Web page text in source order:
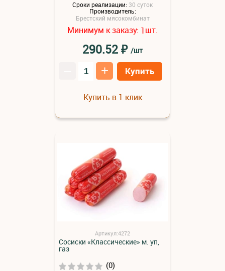
Сроки реализации: 30 суток
Производитель:
Брестский мясокомбинат
Минимум к заказу: 1шт.
290.52₽ /шт
+ Купить
Купить в 1 клик
Артикул:4272
Сосиски «Классические» м. уп,
газ
(0)